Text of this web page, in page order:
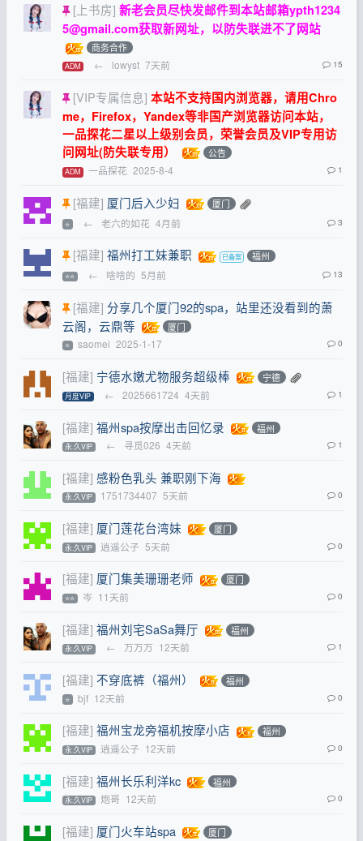
[上书房] 新老会员尽快发邮件到本站邮箱ypth1234
5@gmail.com获取新网址，以防失联进不了网站
商务合作
ADM ← lowyst 7天前 15
[VIP专属信息] 本站不支持国内浏览器，请用Chro
me，Firefox，Yandex等非国产浏览器访问本站，
一品探花二星以上级别会员，荣誉会员及VIP专用访
问网址(防失联专用）
公告
ADM 一品探花 2025-8-4 1
[福建] 厦门后入少妇 厦门
⭐ ← 老六的如花 4月前 3
[福建] 福州打工妹兼职 福州
⭐⭐ ← 啥啥的 5月前 13
[福建] 分享几个厦门92的spa，站里还没看到的萧
云阁，云鼎等
厦门
⭐ saomei 2025-1-17 0
[福建] 宁德水嫩尤物服务超级棒 宁德
月度VIP ← 2025661724 4天前 1
[福建] 福州spa按摩出击回忆录 福州
永.久VIP ← 寻觅026 4天前 1
[福建] 感粉色乳头 兼职刚下海
永.久VIP 1751734407 5天前 0
[福建] 厦门莲花台湾妹 厦门
永.久VIP 逍遥公子 5天前 0
[福建] 厦门集美珊珊老师 厦门
⭐⭐ 岑 11天前 0
[福建] 福州刘宅SaSa舞厅 福州
永.久VIP ← 万万万 12天前 1
[福建] 不穿底裤（福州） 福州
⭐ bjf 12天前 0
[福建] 福州宝龙旁福机按摩小店 福州
永.久VIP 逍遥公子 12天前 0
[福建] 福州长乐利洋kc 福州
永.久VIP 炮哥 12天前 0
[福建] 厦门火车站spa 厦门